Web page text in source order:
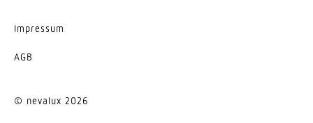
Impressum
AGB
© nevalux 2026